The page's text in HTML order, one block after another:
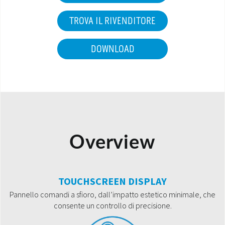
TROVA IL RIVENDITORE
DOWNLOAD
Overview
TOUCHSCREEN DISPLAY
Pannello comandi a sfioro, dall’impatto estetico minimale, che
consente un controllo di precisione.